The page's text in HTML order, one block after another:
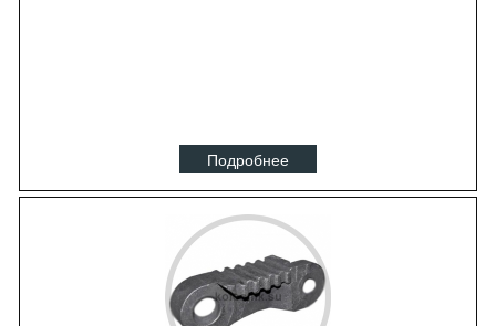
Подробнее